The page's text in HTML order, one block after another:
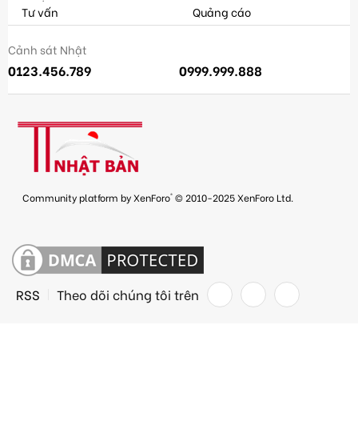
Tư vấn
Quảng cáo
Cảnh sát Nhật
0123.456.789 0999.999.888
Community platform by XenForo® © 2010-2025 XenForo Ltd.
RSS Theo dõi chúng tôi trên